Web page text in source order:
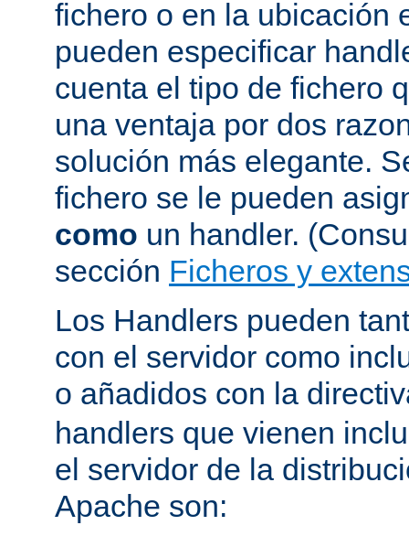
fichero o en la ubicación
pueden especificar
cuenta el tipo de fichero
una ventaja por dos
solución más elegante.
fichero se le pueden
como un handler.
sección Ficheros y
Los Handlers pueden
con el servidor como
o añadidos con la
handlers que vienen
el servidor de la
Apache son: